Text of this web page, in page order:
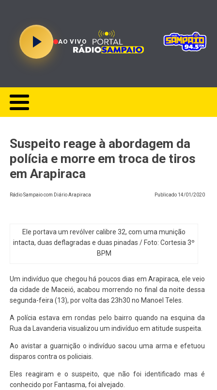
AO VIVO
Suspeito reage à abordagem da
polícia e morre em troca de tiros
em Arapiraca
Rádio Sampaio com Diário Arapiraca Publicado 14/01/2020
Ele portava um revólver calibre 32, com uma munição
intacta, duas deflagradas e duas pinadas / Foto: Cortesia 3º
BPM
Um indivíduo que chegou há poucos dias em Arapiraca, ele veio
da cidade de Maceió, acabou morrendo no final da noite dessa
segunda-feira (13), por volta das 23h30 no Manoel Teles.
A polícia estava em rondas pelo bairro quando na esquina da
Rua da Lavanderia visualizou um indivíduo em atitude suspeita.
Ao avistar a guarnição o indivíduo sacou uma arma e efetuou
disparos contra os policiais.
Eles reagiram e o suspeito, que não foi identificado mas é
conhecido por Fantasma, foi alvejado.